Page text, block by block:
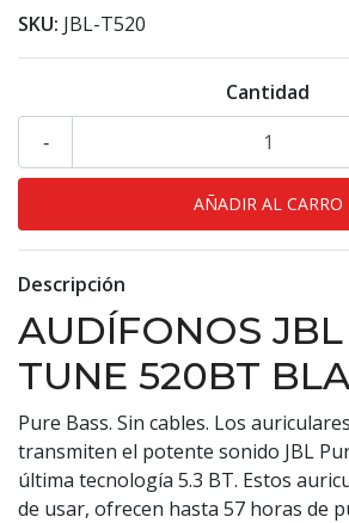
SKU: JBL-T520
Cantidad
-
Descripción
AUDÍFONOS
TUNE 520BT
Pure Bass. Sin cables. Los
transmiten el potente sonido JBL
última tecnología 5.3 BT. Estos
de usar, ofrecen hasta 57 horas de